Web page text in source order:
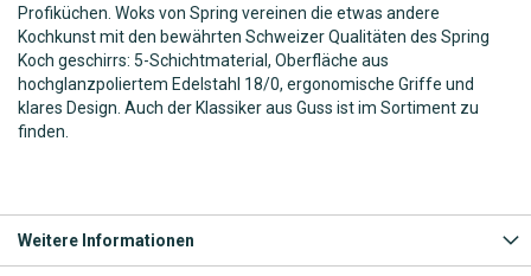
Profiküchen. Woks von Spring vereinen die etwas andere
Kochkunst mit den bewährten Schweizer Qualitäten des Spring
Koch geschirrs: 5-Schichtmaterial, Oberfläche aus
hochglanzpoliertem Edelstahl 18/0, ergonomische Griffe und
klares Design. Auch der Klassiker aus Guss ist im Sortiment zu
finden.
Weitere Informationen